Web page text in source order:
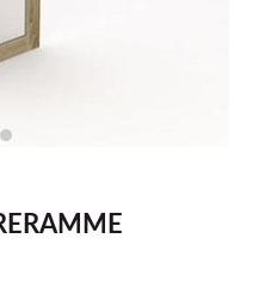
item